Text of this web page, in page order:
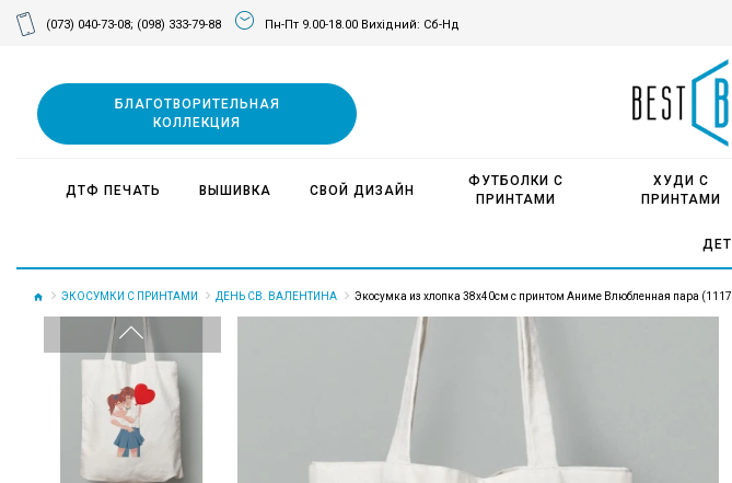
(073) 040-73-08; (098) 333-79-88 Пн-Пт 9.00-18.00 Вихідний: Сб-Нд
БЛАГОТВОРИТЕЛЬНАЯ
КОЛЛЕКЦИЯ
ДТФ ПЕЧАТЬ ВЫШИВКА СВОЙ ДИЗАЙН
ФУТБОЛКИ С
ПРИНТАМИ
ХУДИ С
ПРИНТАМИ
ЭКОСУМКИ С ПРИНТАМИ ДЕНЬ СВ. ВАЛЕНТИНА Экосумка из хлопка 38х40см с принтом Аниме Влюбленная пара